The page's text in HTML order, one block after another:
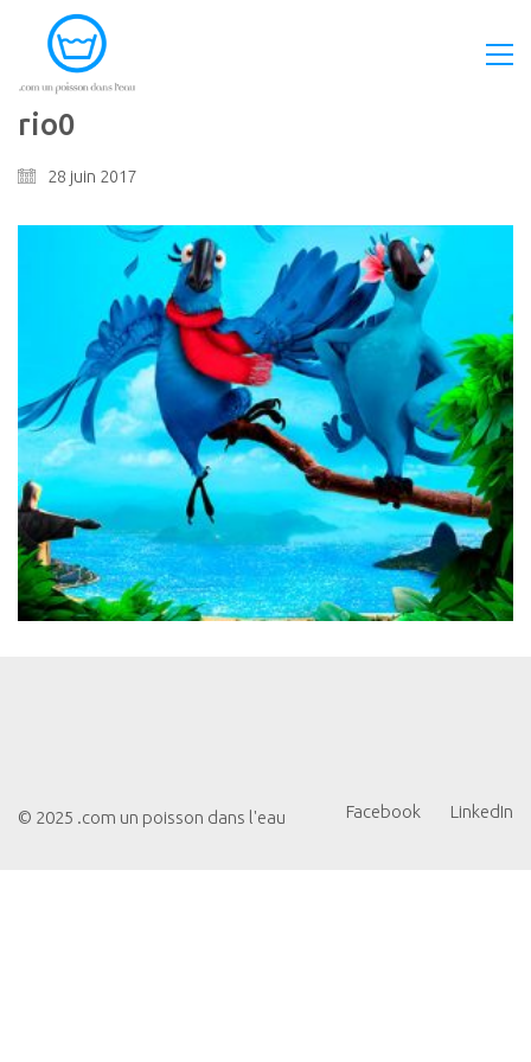
rio0
28 juin 2017
Facebook LinkedIn
© 2025 .com un poisson dans l'eau